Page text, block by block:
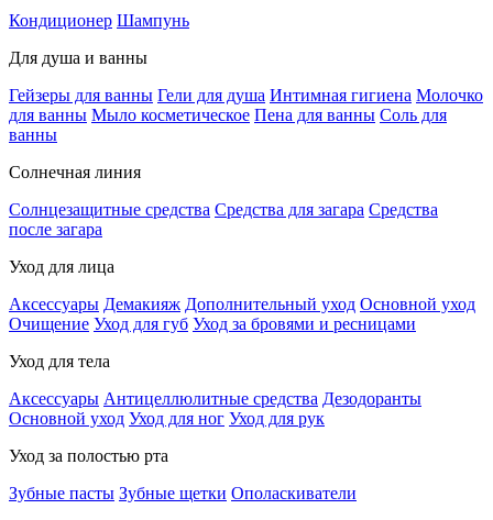
Кондиционер Шампунь
Для душа и ванны
Гейзеры для ванны Гели для душа Интимная гигиена Молочко
для ванны Мыло косметическое Пена для ванны Соль для
ванны
Солнечная линия
Солнцезащитные средства Средства для загара Средства
после загара
Уход для лица
Аксессуары Демакияж Дополнительный уход Основной уход
Очищение Уход для губ Уход за бровями и ресницами
Уход для тела
Аксессуары Антицеллюлитные средства Дезодоранты
Основной уход Уход для ног Уход для рук
Уход за полостью рта
Зубные пасты Зубные щетки Ополаскиватели